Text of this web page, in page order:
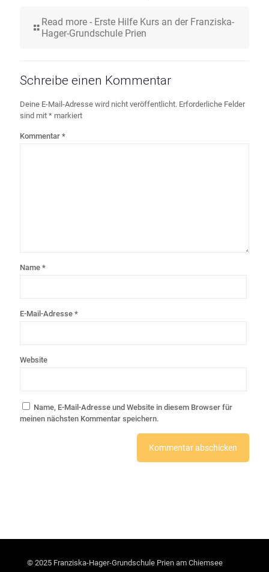
Read more - Erste Hilfe Kurs an der Franziska-
Hager-Grundschule Prien
Schreibe einen Kommentar
Deine E-Mail-Adresse wird nicht veröffentlicht. Erforderliche Felder
sind mit * markiert
Kommentar *
Name *
E-Mail-Adresse *
Website
Name, E-Mail-Adresse und Website in diesem Browser für
meinen nächsten Kommentar speichern.
© 2025 Franziska-Hager-Grundschule Prien am Chiemsee